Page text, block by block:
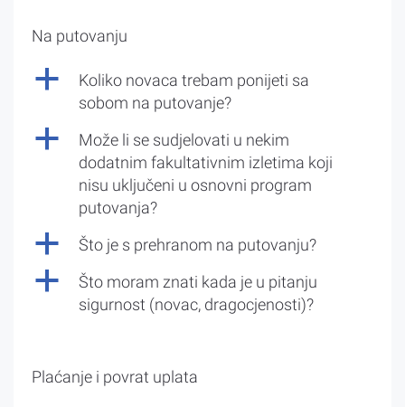
Na putovanju
a
Koliko novaca trebam ponijeti sa
sobom na putovanje?
a
Može li se sudjelovati u nekim
dodatnim fakultativnim izletima koji
nisu uključeni u osnovni program
putovanja?
a Što je s prehranom na putovanju?
a
Što moram znati kada je u pitanju
sigurnost (novac, dragocjenosti)?
Plaćanje i povrat uplata